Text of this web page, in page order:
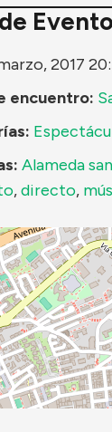
Evento
2017
encuentro:
Alameda
,directo,